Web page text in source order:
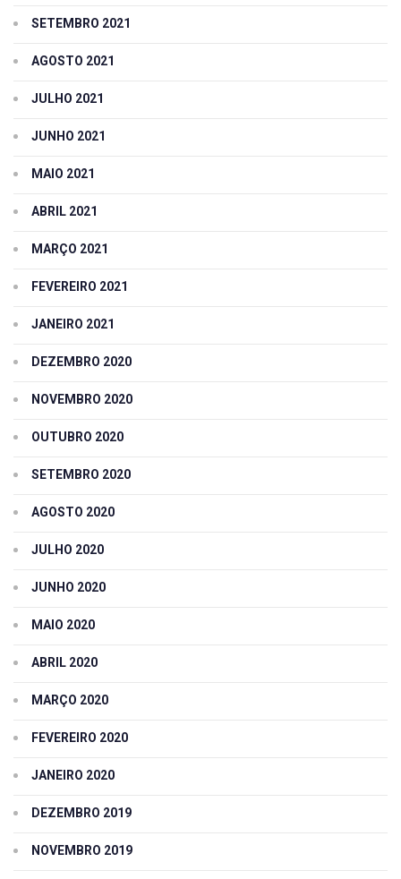
SETEMBRO 2021
AGOSTO 2021
JULHO 2021
JUNHO 2021
MAIO 2021
ABRIL 2021
MARÇO 2021
FEVEREIRO 2021
JANEIRO 2021
DEZEMBRO 2020
NOVEMBRO 2020
OUTUBRO 2020
SETEMBRO 2020
AGOSTO 2020
JULHO 2020
JUNHO 2020
MAIO 2020
ABRIL 2020
MARÇO 2020
FEVEREIRO 2020
JANEIRO 2020
DEZEMBRO 2019
NOVEMBRO 2019